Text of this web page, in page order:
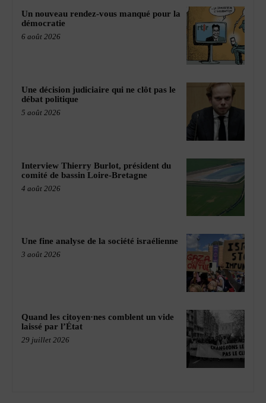
Un nouveau rendez-vous manqué pour la
démocratie
6 août 2026
Une décision judiciaire qui ne clôt pas le
débat politique
5 août 2026
Interview Thierry Burlot, président du
comité de bassin Loire-Bretagne
4 août 2026
Une fine analyse de la société israélienne
3 août 2026
Quand les citoyen·nes comblent un vide
laissé par l’État
29 juillet 2026